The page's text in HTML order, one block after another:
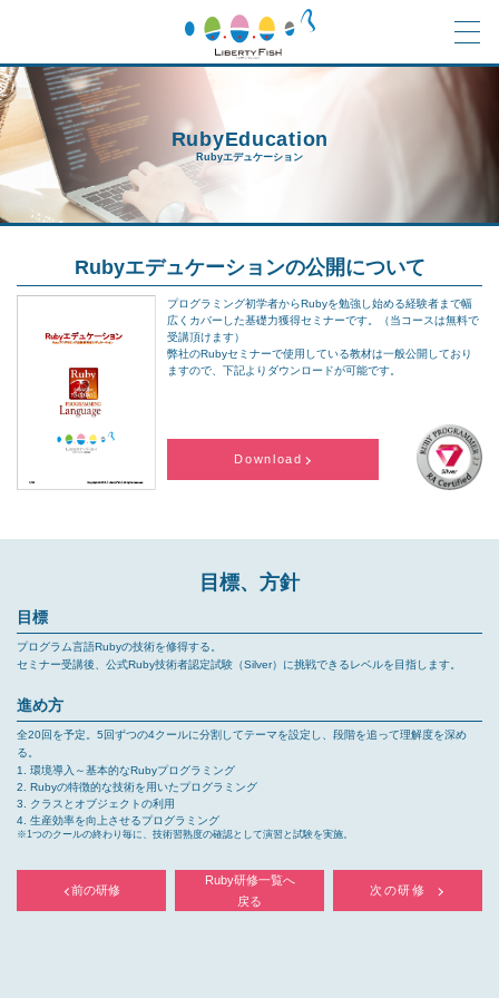
RubyEducation
Rubyエデュケーション
Rubyエデュケーションの公開について
プログラミング初学者からRubyを勉強し始める経験者まで幅
広くカバーした基礎力獲得セミナーです。（当コースは無料で
受講頂けます）
弊社のRubyセミナーで使用している教材は一般公開しており
ますので、下記よりダウンロードが可能です。
Download
目標、方針
目標
プログラム言語Rubyの技術を修得する。
セミナー受講後、公式Ruby技術者認定試験（Silver）に挑戦できるレベルを目指します。
進め方
全20回を予定。5回ずつの4クールに分割してテーマを設定し、段階を追って理解度を深め
る。
環境導入～基本的なRubyプログラミング
Rubyの特徴的な技術を用いたプログラミング
クラスとオブジェクトの利用
生産効率を向上させるプログラミング
※1つのクールの終わり毎に、技術習熟度の確認として演習と試験を実施。
前の研修
Ruby研修一覧へ
戻る
次の研修